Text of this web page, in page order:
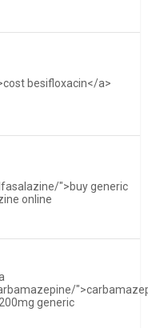
besifloxacin</a>
">buy generic
online
generic